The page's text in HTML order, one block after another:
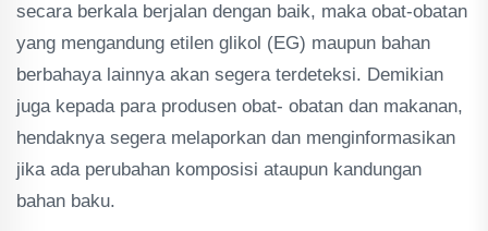
secara berkala berjalan dengan baik, maka obat-obatan
yang mengandung etilen glikol (EG) maupun bahan
berbahaya lainnya akan segera terdeteksi. Demikian
juga kepada para produsen obat- obatan dan makanan,
hendaknya segera melaporkan dan menginformasikan
jika ada perubahan komposisi ataupun kandungan
bahan baku.